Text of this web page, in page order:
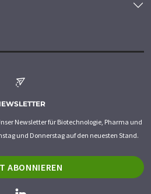
Newsletter für Biotechnologie, Pharma und
und Donnerstag auf den neuesten Stand.
ABONNIEREN